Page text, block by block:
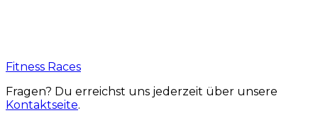
Fitness Races
Fragen? Du erreichst uns jederzeit über unsere
Kontaktseite.